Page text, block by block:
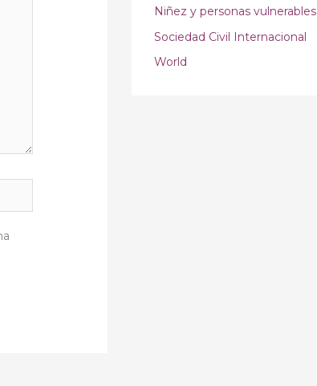
Niñez y personas vulnerables
Sociedad Civil Internacional
World